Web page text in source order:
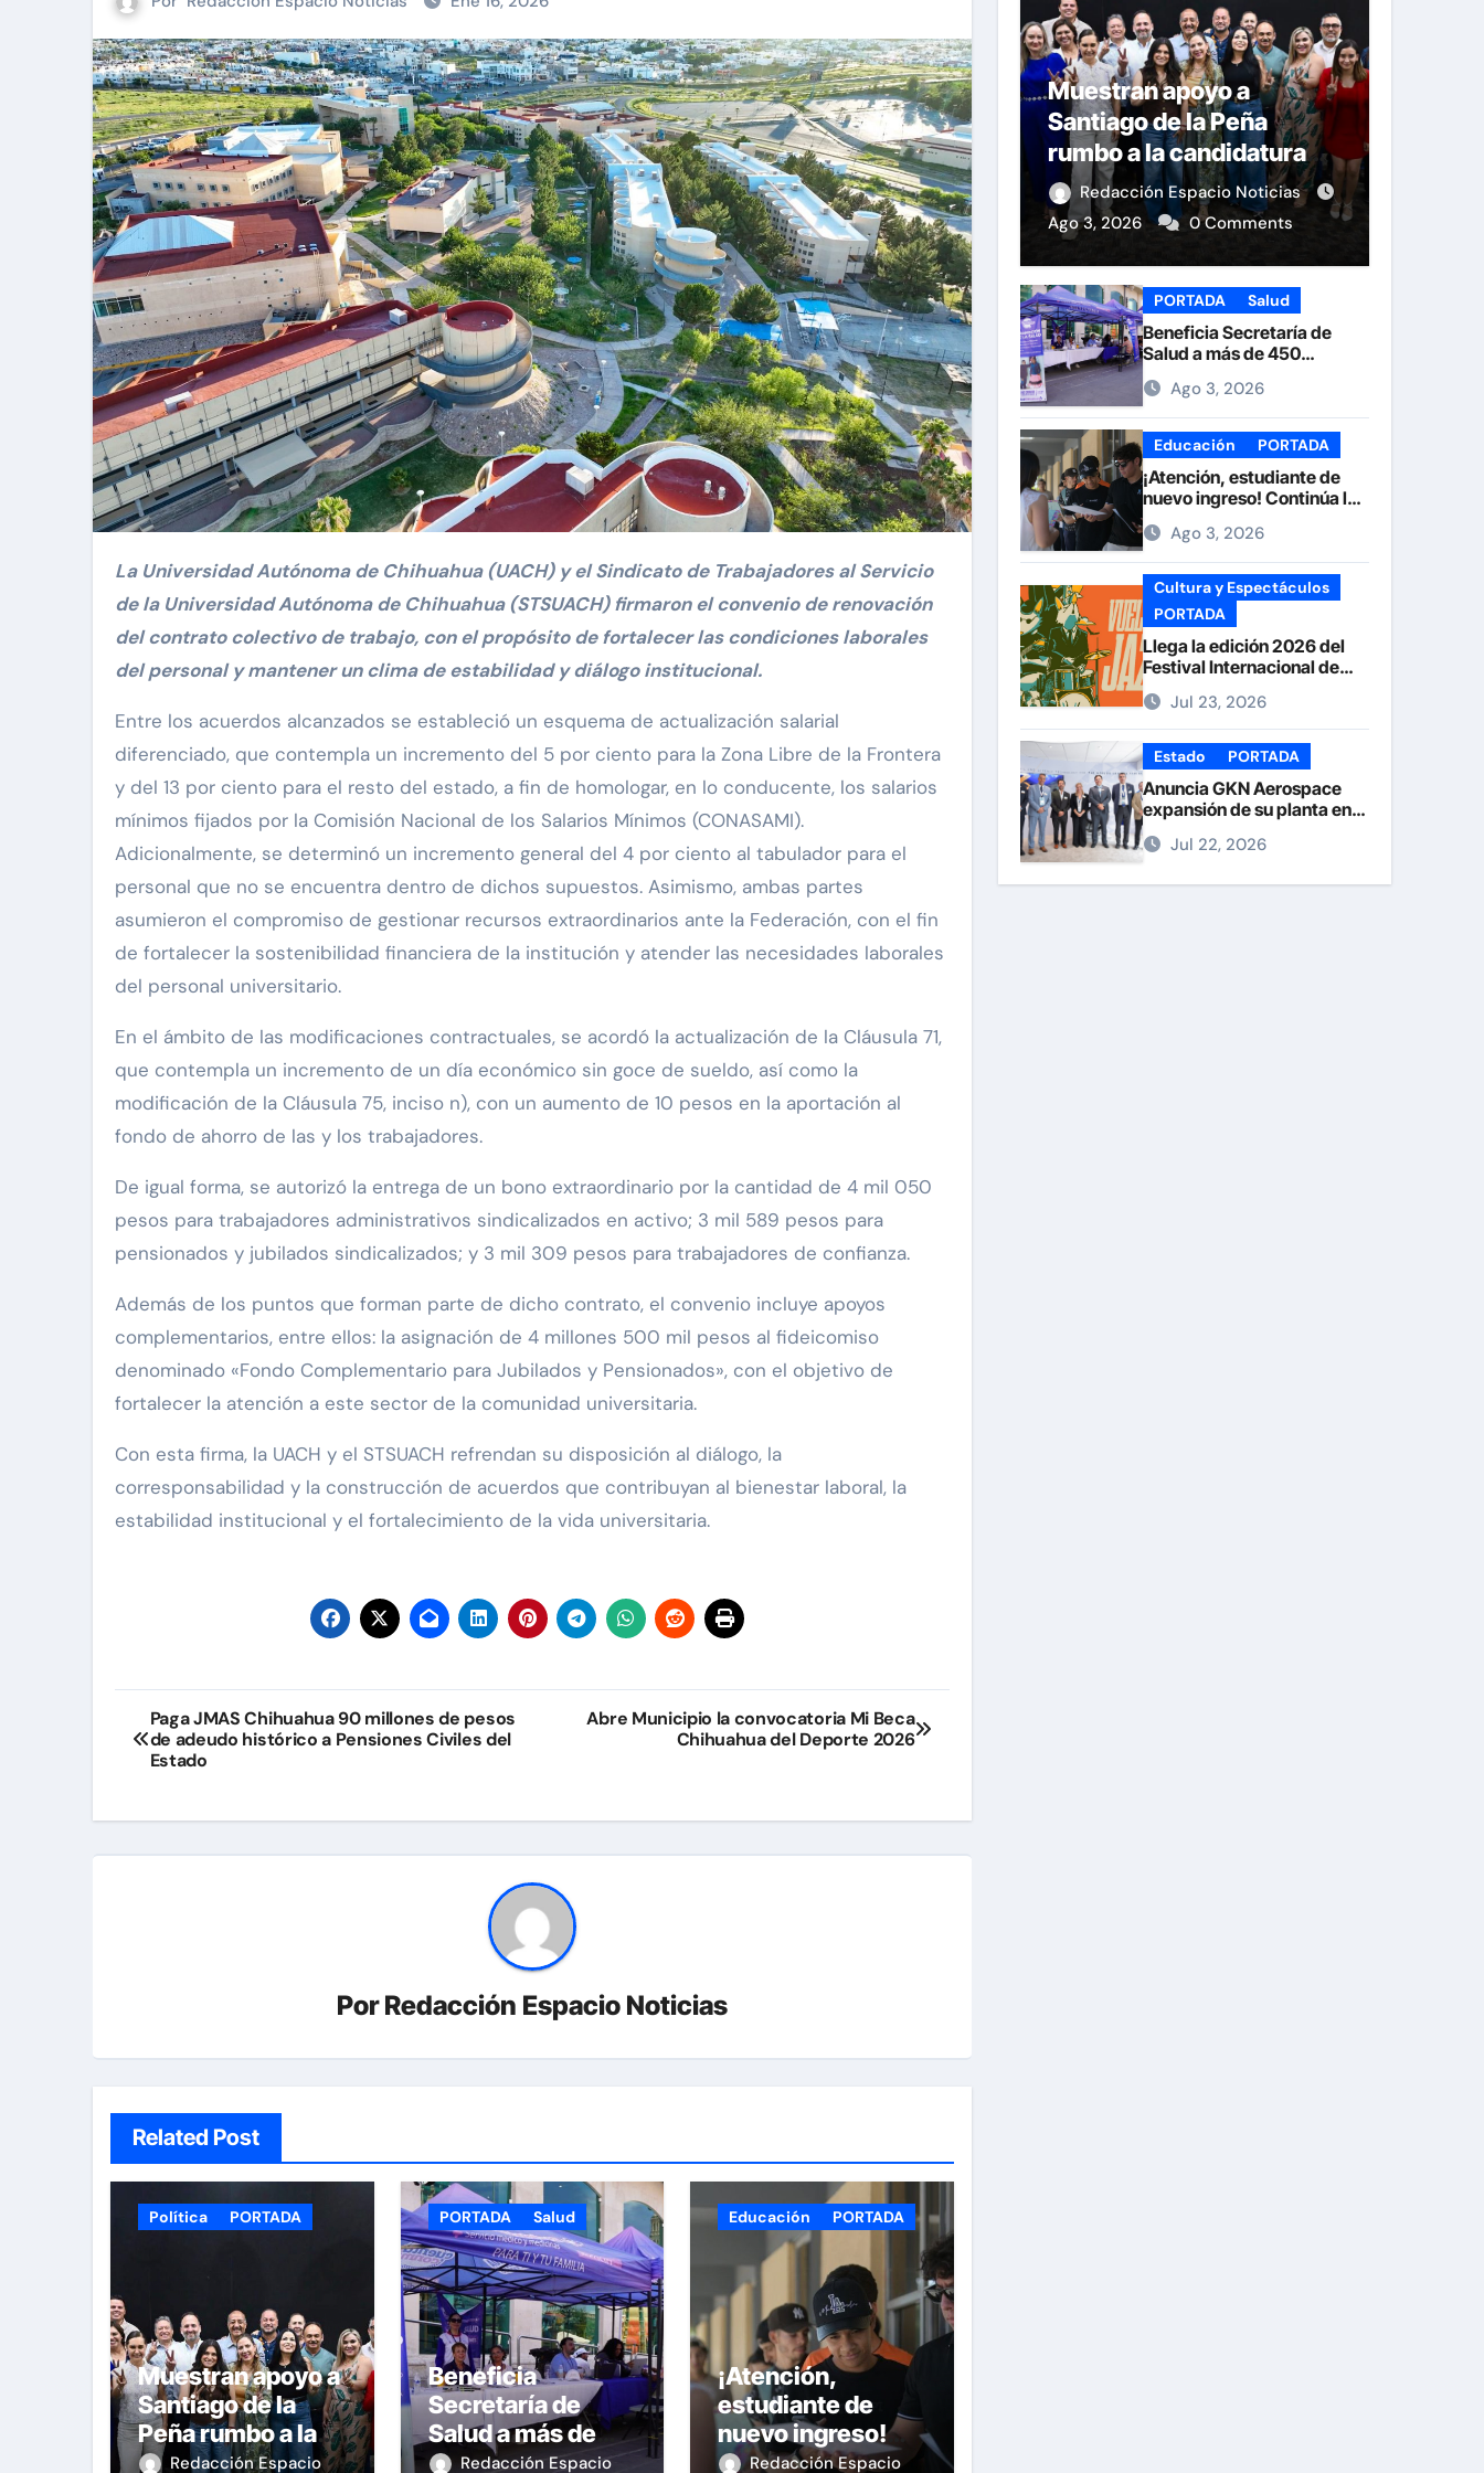
La Universidad Autónoma de Chihuahua (UACH) y el Sindicato de Trabajadores al Servicio
de la Universidad Autónoma de Chihuahua (STSUACH) firmaron el convenio de renovación
del contrato colectivo de trabajo, con el propósito de fortalecer las condiciones laborales
del personal y mantener un clima de estabilidad y diálogo institucional.
Entre los acuerdos alcanzados se estableció un esquema de actualización salarial
diferenciado, que contempla un incremento del 5 por ciento para la Zona Libre de la Frontera
y del 13 por ciento para el resto del estado, a fin de homologar, en lo conducente, los salarios
mínimos fijados por la Comisión Nacional de los Salarios Mínimos (CONASAMI).
Adicionalmente, se determinó un incremento general del 4 por ciento al tabulador para el
personal que no se encuentra dentro de dichos supuestos. Asimismo, ambas partes
asumieron el compromiso de gestionar recursos extraordinarios ante la Federación, con el fin
de fortalecer la sostenibilidad financiera de la institución y atender las necesidades laborales
del personal universitario.
En el ámbito de las modificaciones contractuales, se acordó la actualización de la Cláusula 71,
que contempla un incremento de un día económico sin goce de sueldo, así como la
modificación de la Cláusula 75, inciso n), con un aumento de 10 pesos en la aportación al
fondo de ahorro de las y los trabajadores.
De igual forma, se autorizó la entrega de un bono extraordinario por la cantidad de 4 mil 050
pesos para trabajadores administrativos sindicalizados en activo; 3 mil 589 pesos para
pensionados y jubilados sindicalizados; y 3 mil 309 pesos para trabajadores de confianza.
Además de los puntos que forman parte de dicho contrato, el convenio incluye apoyos
complementarios, entre ellos: la asignación de 4 millones 500 mil pesos al fideicomiso
denominado «Fondo Complementario para Jubilados y Pensionados», con el objetivo de
fortalecer la atención a este sector de la comunidad universitaria.
Con esta firma, la UACH y el STSUACH refrendan su disposición al diálogo, la
corresponsabilidad y la construcción de acuerdos que contribuyan al bienestar laboral, la
estabilidad institucional y el fortalecimiento de la vida universitaria.
Navegación
de
Paga JMAS Chihuahua 90 millones de pesos
de adeudo histórico a Pensiones Civiles del
Estado
Abre Municipio la convocatoria Mi Beca
Chihuahua del Deporte 2026
PorRedacción Espacio Noticias
Related Post
Política PORTADA
Muestran apoyo a
Santiago de la
Peña rumbo a la
candidatura del
Redacción Espacio
PORTADA Salud
Beneficia
Secretaría de
Salud a más de
450 personas
Redacción Espacio
Educación PORTADA
¡Atención,
estudiante de
nuevo ingreso!
Continúa la
Redacción Espacio
Muestran apoyo a
Santiago de la Peña
rumbo a la candidatura
del PAN a la Presidencia
Municipal
Redacción Espacio Noticias
Ago 3, 2026
0 Comments
PORTADA Salud
Beneficia Secretaría de
Salud a más de 450
personas durante la Feria
de la Salud en la Plaza de
Armas
Ago 3, 2026
Educación PORTADA
¡Atención, estudiante de
nuevo ingreso! Continúa la
recepción de documentos
en la UACH.
Ago 3, 2026
Cultura y Espectáculos
PORTADA
Llega la edición 2026 del
Festival Internacional de
Jazz Armando Nuñez
Jul 23, 2026
Estado PORTADA
Anuncia GKN Aerospace
expansión de su planta en
Chihuahua
Jul 22, 2026